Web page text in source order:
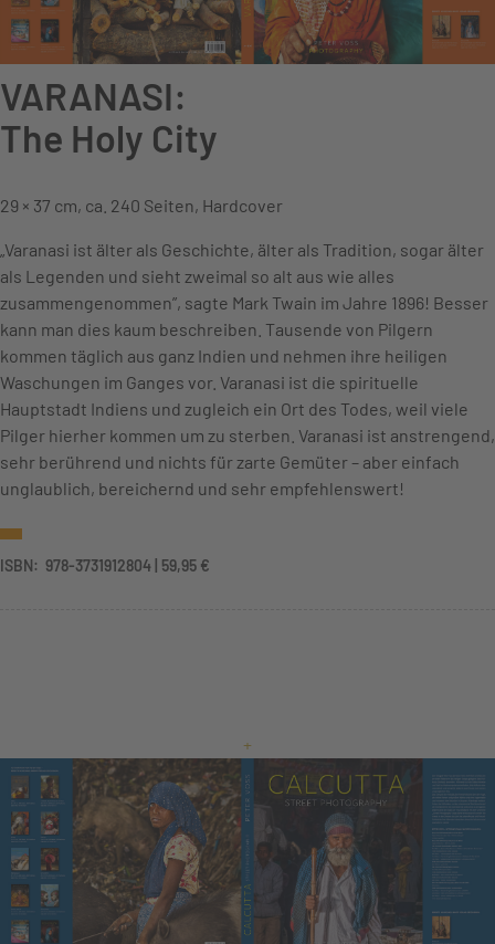
VARANASI:
The Holy City
29 × 37 cm, ca. 240 Seiten, Hardcover
„Varanasi ist älter als Geschichte, älter als Tradition, sogar älter
als Legenden und sieht zweimal so alt aus wie alles
zusammengenommen”, sagte Mark Twain im Jahre 1896! Besser
kann man dies kaum beschreiben. Tausende von Pilgern
kommen täglich aus ganz Indien und nehmen ihre heiligen
Waschungen im Ganges vor. Varanasi ist die spirituelle
Hauptstadt Indiens und zugleich ein Ort des Todes, weil viele
Pilger hierher kommen um zu sterben. Varanasi ist anstrengend,
sehr berührend und nichts für zarte Gemüter – aber einfach
unglaublich, bereichernd und sehr empfehlenswert!
ISBN: ‎ 978-3731912804 | 59,95 €
+